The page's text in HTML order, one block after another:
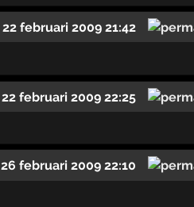
22 februari 2009 21:42
22 februari 2009 22:25
26 februari 2009 22:10